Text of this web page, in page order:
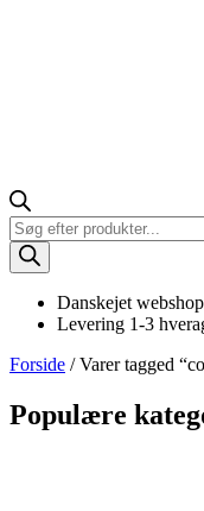
Products
search
Danskejet webshop
Levering 1-3
Forside / Varer tagged
Populære